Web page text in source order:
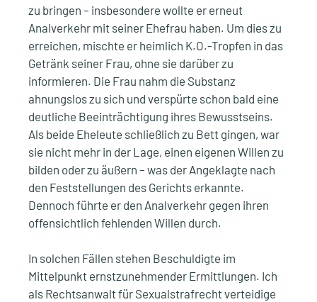
zu bringen – insbesondere wollte er erneut
Analverkehr mit seiner Ehefrau haben. Um dies zu
erreichen, mischte er heimlich K.O.-Tropfen in das
Getränk seiner Frau, ohne sie darüber zu
informieren. Die Frau nahm die Substanz
ahnungslos zu sich und verspürte schon bald eine
deutliche Beeinträchtigung ihres Bewusstseins.
Als beide Eheleute schließlich zu Bett gingen, war
sie nicht mehr in der Lage, einen eigenen Willen zu
bilden oder zu äußern – was der Angeklagte nach
den Feststellungen des Gerichts erkannte.
Dennoch führte er den Analverkehr gegen ihren
offensichtlich fehlenden Willen durch.
In solchen Fällen stehen Beschuldigte im
Mittelpunkt ernstzunehmender Ermittlungen. Ich
als Rechtsanwalt für Sexualstrafrecht verteidige